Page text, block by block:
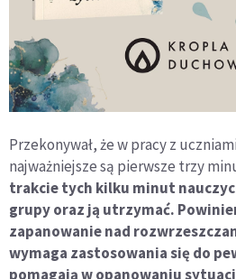
Przekonywał, że w pracy z
najważniejsze są pierwsze trzy
trakcie tych kilku minut
grupy oraz ją utrzymać.
zapanowanie nad
wymaga zastosowania się do
pomagają w opanowaniu